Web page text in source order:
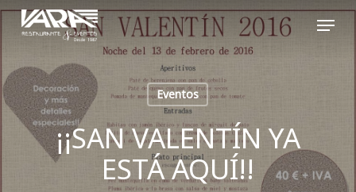
Skip
main
content
Menu
Eventos
¡¡SAN VALENTÍN YA
ESTÁ AQUÍ!!